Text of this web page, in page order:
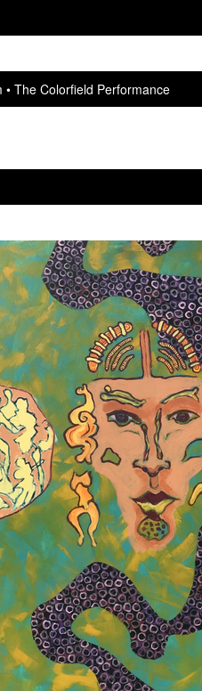
The Colorfield Performance